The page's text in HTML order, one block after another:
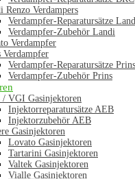
Renzo Verdampers
Verdampfer-Reparatursätze
Verdampfer-Zubehör Landi
Verdampfer
Verdampfer
Verdampfer-Reparatursätze Prins
Verdampfer-Zubehör Prins
VGI Gasinjektoren
Injektorreparatursätze AEB
Injektorzubehör AEB
Gasinjektoren
Lovato Gasinjektoren
Tartarini Gasinjektoren
Valtek Gasinjektoren
Vialle Gasinjektoren